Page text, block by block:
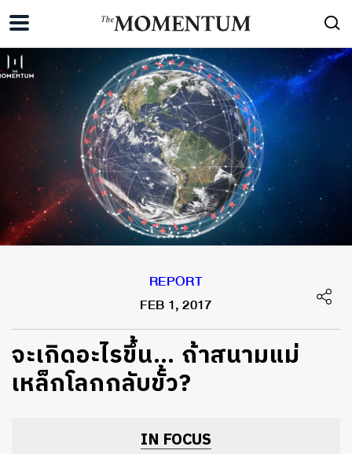
REPORT
FEB 1, 2017
จะเกิดอะไรขึ้น… ถ้าสนามแม่
เหล็กโลกกลับขั้ว?
IN FOCUS